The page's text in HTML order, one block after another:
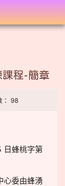
程-簡章
： 98
日蜂桃字第
心委由蜂湧